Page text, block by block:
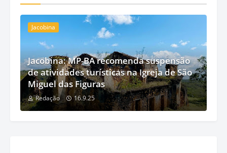
Jacobina
Jacobina: MP-BA recomenda suspensão
de atividades turísticas na Igreja de São
Miguel das Figuras
Redação 16.9.25